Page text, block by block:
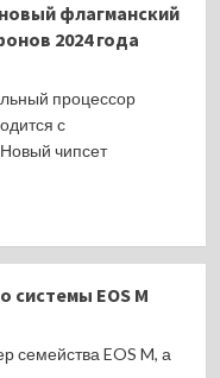
флагманский
2024 года
процессор
с
чипсет
системы EOS M
семейства EOS M, а